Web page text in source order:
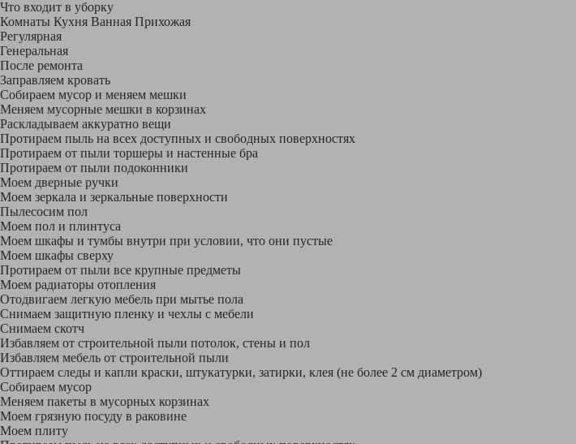
Что входит в уборку
Регу­лярная
Гене­ральная
После ремонта
Заправляем кровать
Собираем мусор и меняем мешки
Меняем мусорные мешки в корзинах
Раскладываем аккуратно вещи
Протираем пыль на всех доступных и свободных поверхностях
Протираем от пыли торшеры и настенные бра
Протираем от пыли подоконники
Моем дверные ручки
Моем зеркала и зеркальные поверхности
Пылесосим пол
Моем пол и плинтуса
Моем шкафы и тумбы внутри при условии, что они пустые
Моем шкафы сверху
Протираем от пыли все крупные предметы
Моем радиаторы отопления
Отодвигаем легкую мебель при мытье пола
Снимаем защитную пленку и чехлы с мебели
Снимаем скотч
Избавляем от строительной пыли потолок, стены и пол
Избавляем мебель от строительной пыли
Оттираем следы и капли краски, штукатурки, затирки, клея (не более 2 см диаметром)
Собираем мусор
Меняем пакеты в мусорных корзинах
Моем грязную посуду в раковине
Моем плиту